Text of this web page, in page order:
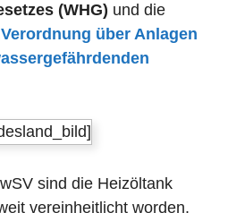
(WHG) und die
über Anlagen
sind die Heizöltank
vereinheitlicht worden.